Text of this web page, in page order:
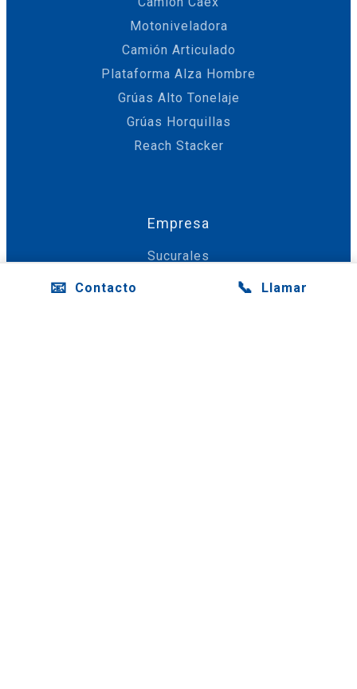
Motoniveladora
Camión Articulado
Plataforma Alza Hombre
Grúas Alto Tonelaje
Grúas Horquillas
Reach Stacker
Empresa
Sucurales
📧 Contacto 📞 Llamar